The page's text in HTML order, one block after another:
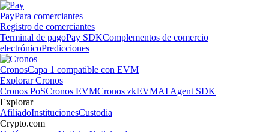
PayPara comerciantes
Registro de comerciantes
Terminal de pagoPay SDKComplementos de comercio
electrónicoPredicciones
CronosCapa 1 compatible con EVM
Explorar Cronos
Cronos PoSCronos EVMCronos zkEVMAI Agent SDK
Explorar
AfiliadoInstitucionesCustodia
Crypto.com